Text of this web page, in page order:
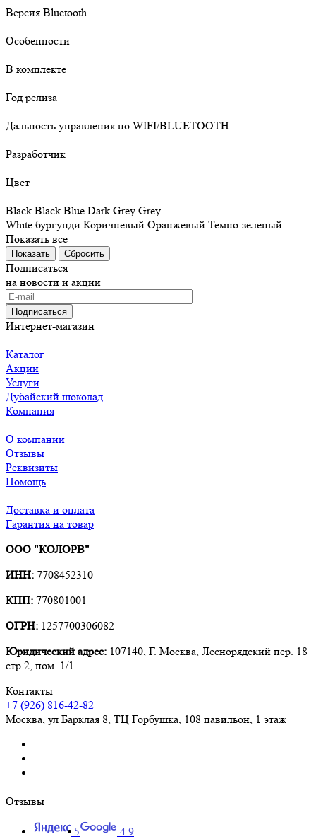
Версия Bluetooth
Особенности
В комплекте
Год релиза
Дальность управления по WIFI/BLUETOOTH
Разработчик
Цвет
Black Black Blue Dark Grey Grey
White бургунди Коричневый Оранжевый Темно-зеленый
Показать все
Сбросить
Подписаться
на новости и акции
Подписаться
Интернет-магазин
Каталог
Акции
Услуги
Дубайский шоколад
Компания
О компании
Отзывы
Реквизиты
Помощь
Доставка и оплата
Гарантия на товар
ООО "КОЛОРВ"
ИНН: 7708452310
КПП: 770801001
ОГРН: 1257700306082
Юридический адрес: 107140, Г. Москва, Леснорядский пер. 18
стр.2, пом. 1/1
Контакты
+7 (926) 816-42-82
Москва, ул Барклая 8, ТЦ Горбушка, 108 павильон, 1 этаж
Отзывы
5 4.9